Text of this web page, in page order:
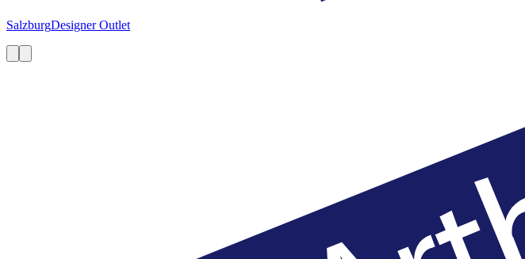
SalzburgDesigner Outlet